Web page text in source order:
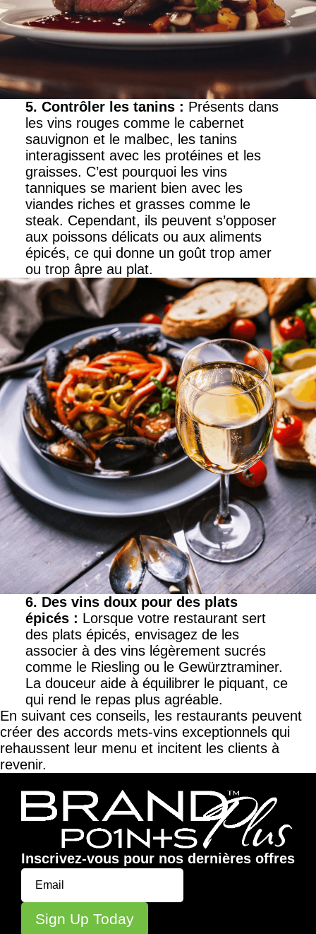
5. Contrôler les tanins : Présents dans
les vins rouges comme le cabernet
sauvignon et le malbec, les tanins
interagissent avec les protéines et les
graisses. C’est pourquoi les vins
tanniques se marient bien avec les
viandes riches et grasses comme le
steak. Cependant, ils peuvent s’opposer
aux poissons délicats ou aux aliments
épicés, ce qui donne un goût trop amer
ou trop âpre au plat.
6. Des vins doux pour des plats
épicés : Lorsque votre restaurant sert
des plats épicés, envisagez de les
associer à des vins légèrement sucrés
comme le Riesling ou le Gewürztraminer.
La douceur aide à équilibrer le piquant, ce
qui rend le repas plus agréable.
En suivant ces conseils, les restaurants peuvent
créer des accords mets-vins exceptionnels qui
rehaussent leur menu et incitent les clients à
revenir.
Inscrivez-vous pour nos dernières offres